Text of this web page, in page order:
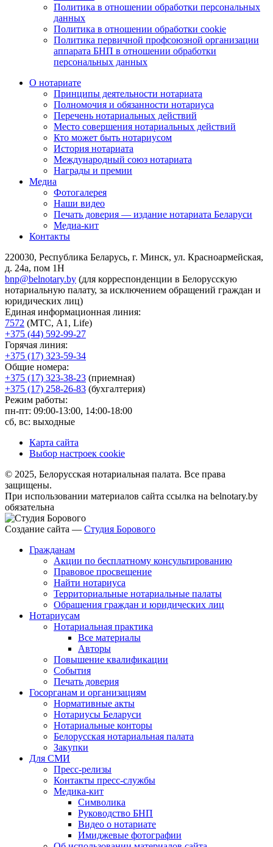
Политика в отношении обработки персональных
данных
Политика в отношении обработки cookie
Политика первичной профсоюзной организации
аппарата БНП в отношении обработки
персональных данных
О нотариате
Принципы деятельности нотариата
Полномочия и обязанности нотариуса
Перечень нотариальных действий
Место совершения нотариальных действий
Кто может быть нотариусом
История нотариата
Международный союз нотариата
Награды и премии
Медиа
Фотогалерея
Наши видео
Печать доверия — издание нотариата Беларуси
Медиа-кит
Контакты
220030, Республика Беларусь, г. Минск, ул. Красноармейская,
д. 24а, пом 1Н
bnp@belnotary.by (для корреспонденции в Белорусскую
нотариальную палату, за исключением обращений граждан и
юридических лиц)
Единая информационная линия:
7572 (МТС, A1, Life)
+375 (44) 592-99-27
Горячая линия:
+375 (17) 323-59-34
Общие номера:
+375 (17) 323-38-23 (приемная)
+375 (17) 258-26-83 (бухгалтерия)
Режим работы:
пн-пт: 09:00-13:00, 14:00-18:00
сб, вс: выходные
Карта сайта
Выбор настроек cookie
© 2025, Белорусская нотариальная палата. Все права
защищены.
При использовании материалов сайта ссылка на belnotary.by
обязательна
Создание сайта — Студия Борового
Гражданам
Акции по бесплатному консультированию
Правовое просвещение
Найти нотариуса
Территориальные нотариальные палаты
Обращения граждан и юридических лиц
Нотариусам
Нотариальная практика
Все материалы
Авторы
Повышение квалификации
События
Печать доверия
Госорганам и организациям
Нормативные акты
Нотариусы Беларуси
Нотариальные конторы
Белорусская нотариальная палата
Закупки
Для СМИ
Пресс-релизы
Контакты пресс-службы
Медика-кит
Символика
Руководство БНП
Видео о нотариате
Имиджевые фотографии